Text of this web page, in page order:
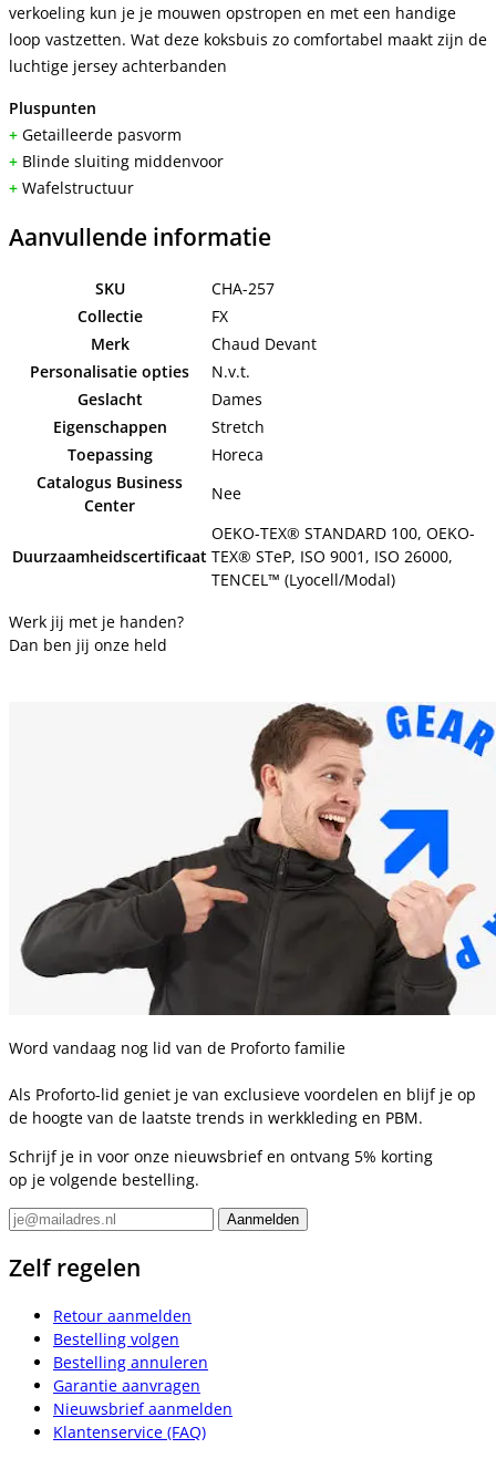
verkoeling kun je je mouwen opstropen en met een handige
loop vastzetten. Wat deze koksbuis zo comfortabel maakt zijn de
luchtige jersey achterbanden
Pluspunten
+ Getailleerde pasvorm
+ Blinde sluiting middenvoor
+ Wafelstructuur
Aanvullende informatie
SKU
CHA-257
Collectie
FX
Merk
Chaud Devant
Personalisatie opties
N.v.t.
Geslacht
Dames
Eigenschappen
Stretch
Toepassing
Horeca
Catalogus Business
Center
Nee
Duurzaamheidscertificaat
OEKO-TEX® STANDARD 100, OEKO-
TEX® STeP, ISO 9001, ISO 26000,
TENCEL™ (Lyocell/Modal)
Werk jij met je handen?
Dan ben jij onze held
Word vandaag nog lid van de Proforto familie
Als Proforto-lid geniet je van exclusieve voordelen en blijf je op
de hoogte van de laatste trends in werkkleding en PBM.
Schrijf je in voor onze nieuwsbrief en ontvang 5% korting
op je volgende bestelling.
Zelf regelen
Retour aanmelden
Bestelling volgen
Bestelling annuleren
Garantie aanvragen
Nieuwsbrief aanmelden
Klantenservice (FAQ)